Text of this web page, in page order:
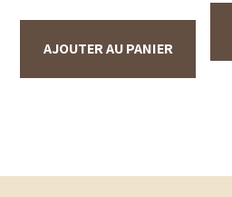
AJOUTER AU PANIER